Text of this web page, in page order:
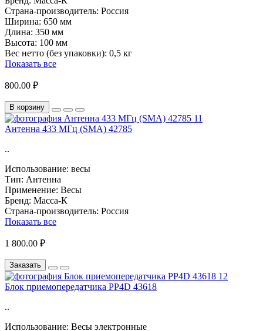
Страна-производитель: Россия
Ширина: 650 мм
Длина: 350 мм
Высота: 100 мм
Вес нетто (без упаковки): 0,5 кг
Показать все
800.00 ₽
В корзину
Антенна 433 МГц (SMA) 42785
..
Использование: весы
Тип: Антенна
Применение: Весы
Бренд: Масса-К
Страна-производитель: Россия
Показать все
1 800.00 ₽
Заказать
Блок приемопередатчика PP4D 43618
..
Использование: Весы электронные